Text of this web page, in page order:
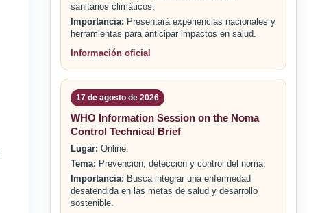
sanitarios climáticos.
Importancia: Presentará experiencias nacionales y
herramientas para anticipar impactos en salud.
Información oficial
17 de agosto de 2026
WHO Information Session on the Noma
Control Technical Brief
Lugar: Online.
Tema: Prevención, detección y control del noma.
Importancia: Busca integrar una enfermedad
desatendida en las metas de salud y desarrollo
sostenible.